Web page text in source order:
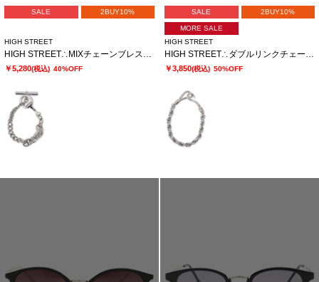
SALE 2BUY10%
HIGH STREET
HIGH STREET∴MIXチェーンブレスレット
￥5,280(税込) 40%OFF
SALE 2BUY10%
MORE SALE
HIGH STREET
HIGH STREET∴ダブルリンクチェーンブレスレット
￥3,850(税込) 50%OFF